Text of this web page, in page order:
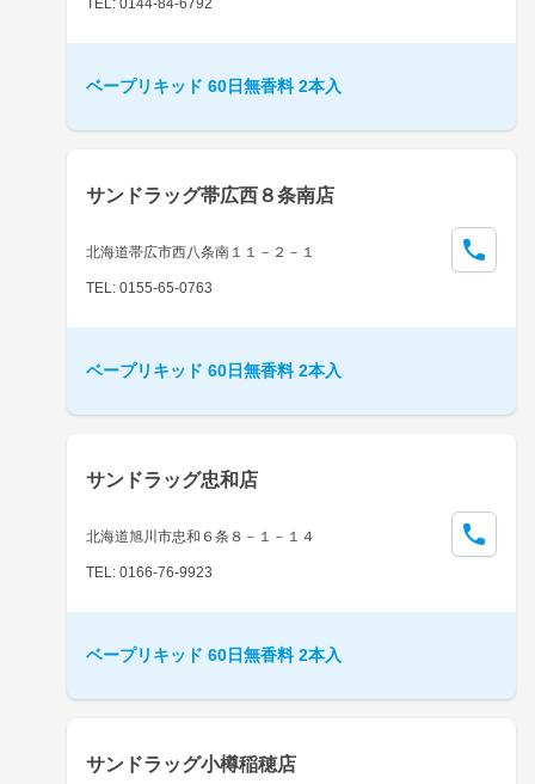
ベープリキッド 60日無香料 2本入
サンドラッグ帯広西８条南店
北海道帯広市西八条南１１－２－１
TEL: 0155-65-0763
ベープリキッド 60日無香料 2本入
サンドラッグ忠和店
北海道旭川市忠和６条８－１－１４
TEL: 0166-76-9923
ベープリキッド 60日無香料 2本入
サンドラッグ小樽稲穂店